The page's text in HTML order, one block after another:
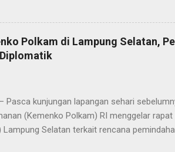
Republik Indonesia di
Mereka dilepas dengan penuh apresiasi
sepanjang rangkaian acara. Dalam
kepada seluruh anggota Paskibraka,
yang telah memberikan dukungan penuh.
Polkam di Lampung Selatan,
Pasca kunjungan lapangan sehari
(Kemenko Polkam) RI menggelar
Lampung Selatan terkait rencana